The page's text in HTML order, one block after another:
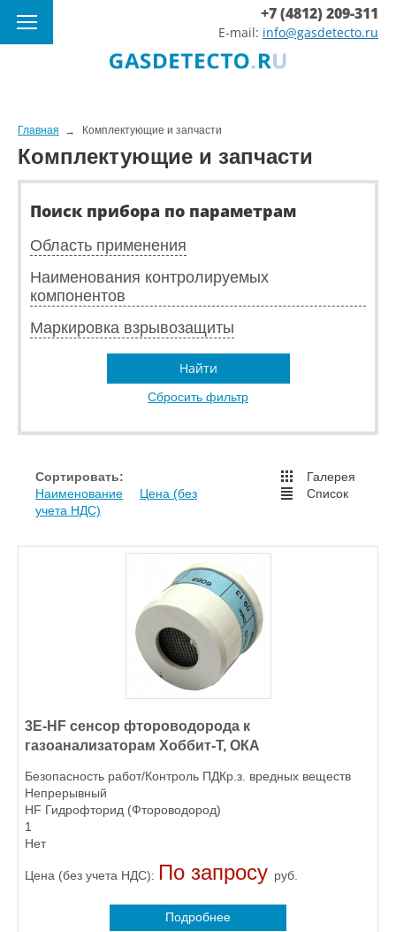
+7 (4812) 209-311
E-mail: info@gasdetecto.ru
Главная Комплектующие и запчасти
Комплектующие и запчасти
Поиск прибора по параметрам
Область применения
Наименования контролируемых
компонентов
Маркировка взрывозащиты
Найти
Сбросить фильтр
Сортировать:
Наименование
Цена (без
учета НДС)
Галерея
Список
3E-HF сенсор фтороводорода к
газоанализаторам Хоббит-Т, ОКА
Безопасность работ/Контроль ПДКр.з. вредных веществ
Непрерывный
HF Гидрофторид (Фтороводород)
1
Нет
Цена (без учета НДС): По запросу руб.
Подробнее